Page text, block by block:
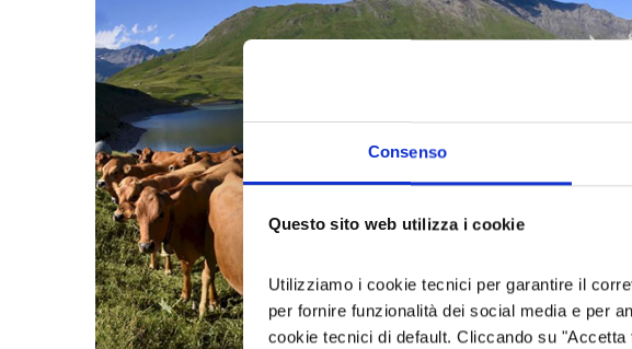
Consenso
Questo sito web utilizza i cookie
Utilizziamo i cookie tecnici per garantire il
per fornire funzionalità dei social media e per
cookie tecnici di default. Cliccando su